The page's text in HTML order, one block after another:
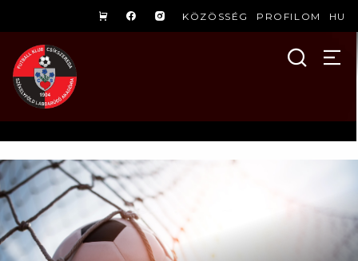
KÖZÖSSÉG PROFILOM HU